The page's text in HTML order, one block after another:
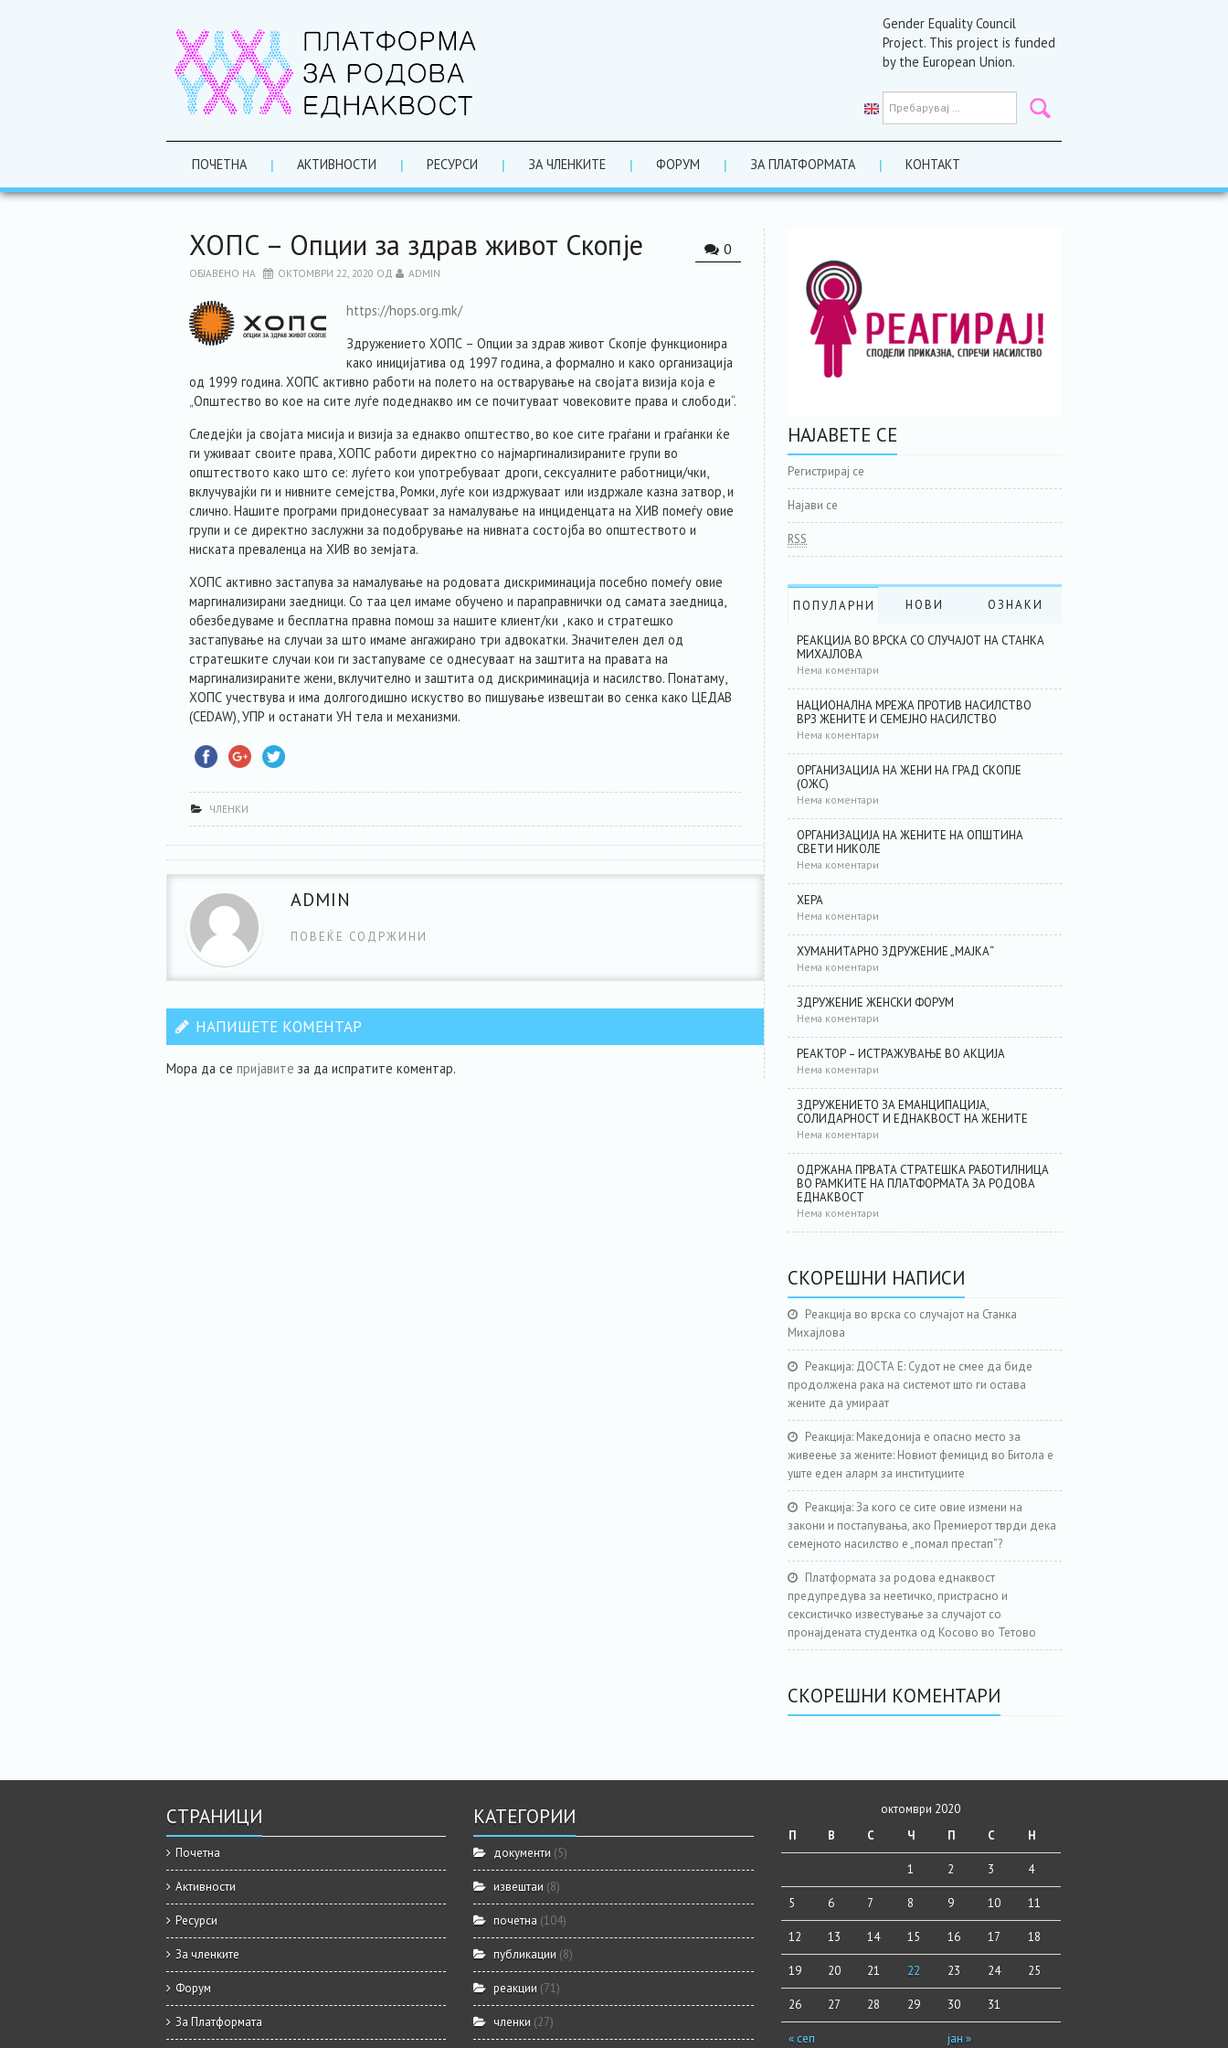
Gender Equality Council
Project. This project is funded
by the European Union.
ПОЧЕТНА АКТИВНОСТИ РЕСУРСИ ЗА ЧЛЕНКИТЕ ФОРУМ ЗА ПЛАТФОРМАТА КОНТАКТ
0
ХОПС – Опции за здрав живот Скопје
ОБЈАВЕНО НА ОКТОМВРИ 22, 2020 ОД ADMIN
https://hops.org.mk/
Здружението ХОПС – Опции за здрав живот Скопје функционира
како иницијатива од 1997 година, а формално и како организација
од 1999 година. ХОПС активно работи на полето на остварување на својата визија која е
„Oпштество во кое на сите луѓе подеднакво им се почитуваат човековите права и слободи“.
Следејќи ја својата мисија и визија за еднакво општество, во кое сите граѓани и граѓанки ќе
ги уживаат своите права, ХОПС работи директно со најмаргинализираните групи во
општеството како што се: луѓето кои употребуваат дроги, сексуалните работници/чки,
вклучувајќи ги и нивните семејства, Ромки, луѓе кои издржуваат или издржале казна затвор, и
слично. Нашите програми придонесуваат за намалување на инциденцата на ХИВ помеѓу овие
групи и се директно заслужни за подобрување на нивната состојба во општеството и
ниската преваленца на ХИВ во земјата.
ХОПС активно застапува за намалување на родовата дискриминација посебно помеѓу овие
маргинализирани заедници. Со таа цел имаме обучено и параправнички од самата заедница,
обезбедуваме и бесплатна правна помош за нашите клиент/ки , како и стратешко
застапување на случаи за што имаме ангажирано три адвокатки. Значителен дел од
стратешките случаи кои ги застапуваме се однесуваат на заштита на правата на
маргинализираните жени, вклучително и заштита од дискриминација и насилство. Понатаму,
ХОПС учествува и има долгогодишно искуство во пишување извештаи во сенка како ЦЕДАВ
(CEDAW), УПР и останати УН тела и механизми.
ЧЛЕНКИ
ADMIN
ПОВЕЌЕ СОДРЖИНИ
НАПИШЕТЕ КОМЕНТАР
Мора да се пријавите за да испратите коментар.
НАЈАВЕТЕ СЕ
Регистрирај се
Најави се
RSS
ПОПУЛАРНИ НОВИ ОЗНАКИ
РЕАКЦИЈА ВО ВРСКА СО СЛУЧАЈОТ НА СТАНКА
МИХАЈЛОВА
Нема коментари
НАЦИОНАЛНА МРЕЖА ПРОТИВ НАСИЛСТВО
ВРЗ ЖЕНИТЕ И СЕМЕЈНО НАСИЛСТВО
Нема коментари
ОРГАНИЗАЦИЈА НА ЖЕНИ НА ГРАД СКОПЈЕ
(ОЖС)
Нема коментари
ОРГАНИЗАЦИЈА НА ЖЕНИТЕ НА ОПШТИНА
СВЕТИ НИКОЛЕ
Нема коментари
ХЕРА
Нема коментари
ХУМАНИТАРНО ЗДРУЖЕНИЕ „МАЈКА“
Нема коментари
ЗДРУЖЕНИЕ ЖЕНСКИ ФОРУМ
Нема коментари
РЕАКТОР – ИСТРАЖУВАЊЕ ВО АКЦИЈА
Нема коментари
ЗДРУЖЕНИЕТО ЗА ЕМАНЦИПАЦИЈА,
СОЛИДАРНОСТ И ЕДНАКВОСТ НА ЖЕНИТЕ
Нема коментари
ОДРЖАНА ПРВАТА СТРАТЕШКА РАБОТИЛНИЦА
ВО РАМКИТЕ НА ПЛАТФОРМАТА ЗА РОДОВА
ЕДНАКВОСТ
Нема коментари
СКОРЕШНИ НАПИСИ
Реакција во врска со случајот на Станка
Михајлова
Реакција: ДОСТА Е: Судот не смее да биде
продолжена рака на системот што ги остава
жените да умираат
Реакција: Македонија е опасно место за
живеење за жените: Новиот фемицид во Битола е
уште еден аларм за институциите
Реакција: За кого се сите овие измени на
закони и постапувања, ако Премиерот тврди дека
семејното насилство е „помал престап“?
Платформата за родова еднаквост
предупредува за неетичко, пристрасно и
сексистичко известување за случајот со
пронајдената студентка од Косово во Тетово
СКОРЕШНИ КОМЕНТАРИ
СТРАНИЦИ
Почетна
Активности
Ресурси
За членките
Форум
За Платформата
КАТЕГОРИИ
документи (5)
извештаи (8)
почетна (104)
публикации (8)
реакции (71)
членки (27)
октомври 2020
П
В С Ч П С Н
« сеп јан »
1 2 3 4
5 6 7 8 9 10 11
12 13 14 15 16 17 18
19 20 21 22 23 24 25
26 27 28 29 30 31